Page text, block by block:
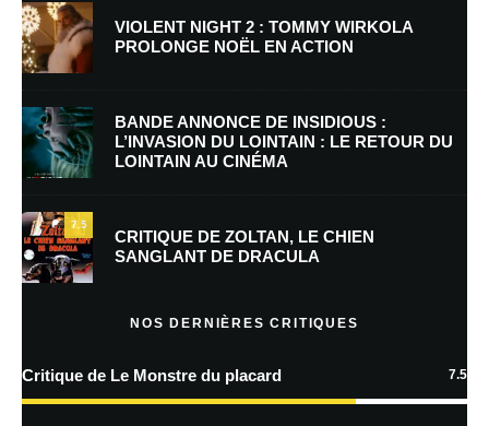
E-mail *
Enregistrer mon nom, mon e-mail et mon site dans le navigateur pour
mon prochain commentaire.
Prévenez-moi de tous les nouveaux commentaires par e-mail.
Prévenez-moi de tous les nouveaux articles par e-mail.
En savoir
VIOLENT NIGHT 2 : TOMMY WIRKOLA
PROLONGE NOËL EN ACTION
BANDE ANNONCE DE INSIDIOUS :
L’INVASION DU LOINTAIN : LE RETOUR DU
LOINTAIN AU CINÉMA
7.5
CRITIQUE DE ZOLTAN, LE CHIEN
SANGLANT DE DRACULA
NOS DERNIÈRES CRITIQUES
Critique de Le Monstre du placard 7.5